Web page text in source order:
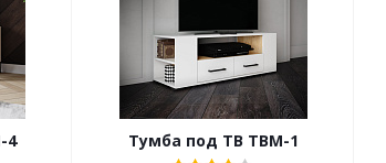
4 Тумба под ТВ ТВМ-1